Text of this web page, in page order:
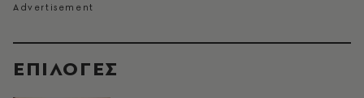
EΠΙΛΟΓΈΣ